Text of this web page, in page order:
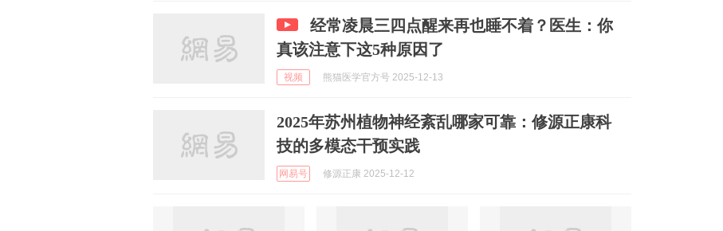
经常凌晨三四点醒来再也睡不着？医生：你
真该注意下这5种原因了
视频 熊猫医学官方号 2025-12-13
2025年苏州植物神经紊乱哪家可靠：修源正康科
技的多模态干预实践
网易号 修源正康 2025-12-12